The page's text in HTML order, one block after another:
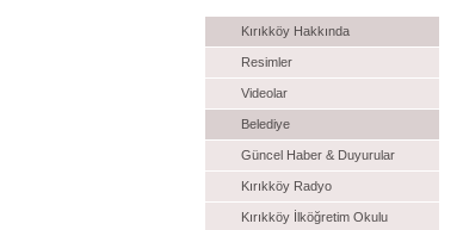
Kırıkköy Hakkında
Resimler
Videolar
Belediye
Güncel Haber & Duyurular
Kırıkköy Radyo
Kırıkköy İlköğretim Okulu